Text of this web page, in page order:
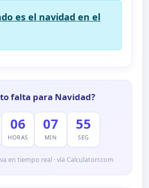
es el navidad en el
falta para Navidad?
06
HORAS
07
MIN
54
SEG
en tiempo real · vía Calculatorr.com